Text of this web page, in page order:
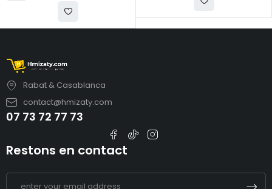
Rabat & Casablanca
contact@hmizaty.com
07 73 72 77 73
Restons en contact